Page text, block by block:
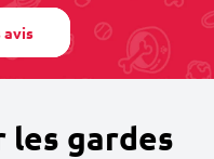
avis
gardes